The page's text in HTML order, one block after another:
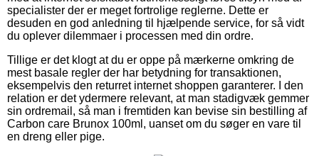
specialister der er meget fortrolige reglerne. Dette er
desuden en god anledning til hjælpende service, for så vidt
du oplever dilemmaer i processen med din ordre.
Tillige er det klogt at du er oppe på mærkerne omkring de
mest basale regler der har betydning for transaktionen,
eksempelvis den returret internet shoppen garanterer. I den
relation er det ydermere relevant, at man stadigvæk gemmer
sin ordremail, så man i fremtiden kan bevise sin bestilling af
Carbon care Brunox 100ml, uanset om du søger en vare til
en dreng eller pige.